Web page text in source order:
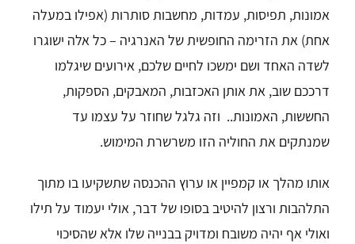
אמונות, תפיסות, עמדות, מחשבות סותרות (אפילו במעלה
אחת)את הזרימה החופשית של האנרגיה –כל אלה ישוגרו
לשדה האחד ושם ימשכו לחיים שלכם,אירועים שיגלמו
דרככם שוב,את אותן האכזבות, המאבקים, הספקות,
החששות, האמונות.. וזה גלגל שחוזר על עצמו עד
שמנתקים את החוליה הזו משרשרת המימוש.
אותו מהלך או קמפיין או ערוץ ההכנסה שתשקיעו בו מתוך
התלהבות ורצון להיטיבבסופו של דבר, אולי יעמוד על תילו
ואולי אף יהיה משובח ומדויק בבנייה שלואלא שהסיכוי